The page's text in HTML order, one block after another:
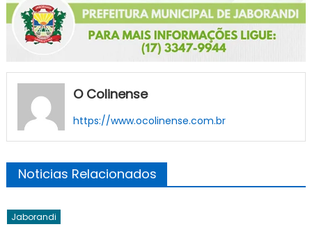
O Colinense
https://www.ocolinense.com.br
Noticias Relacionados
Jaborandi